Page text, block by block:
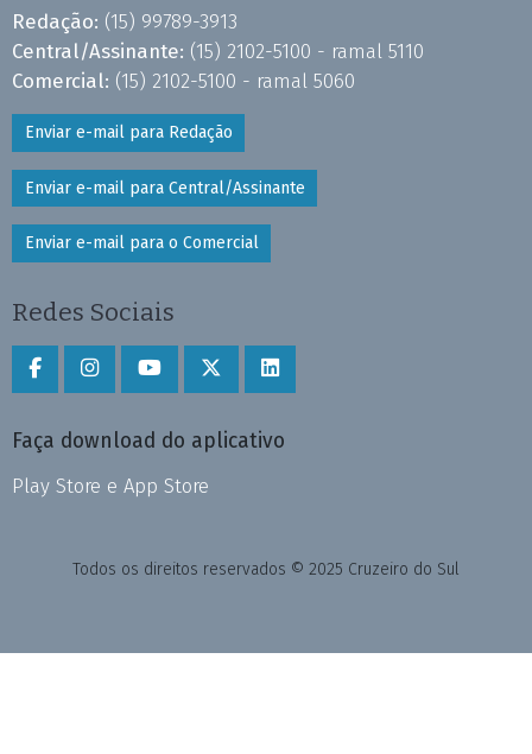
Redação: (15) 99789-3913
Central/Assinante: (15) 2102-5100 - ramal 5110
Comercial: (15) 2102-5100 - ramal 5060
Enviar e-mail para Redação
Enviar e-mail para Central/Assinante
Enviar e-mail para o Comercial
Redes Sociais
Faça download do aplicativo
Play Store e App Store
Todos os direitos reservados © 2025 Cruzeiro do Sul